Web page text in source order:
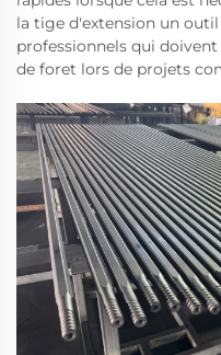
la tige d'extension un
professionnels qui
de foret lors de projets